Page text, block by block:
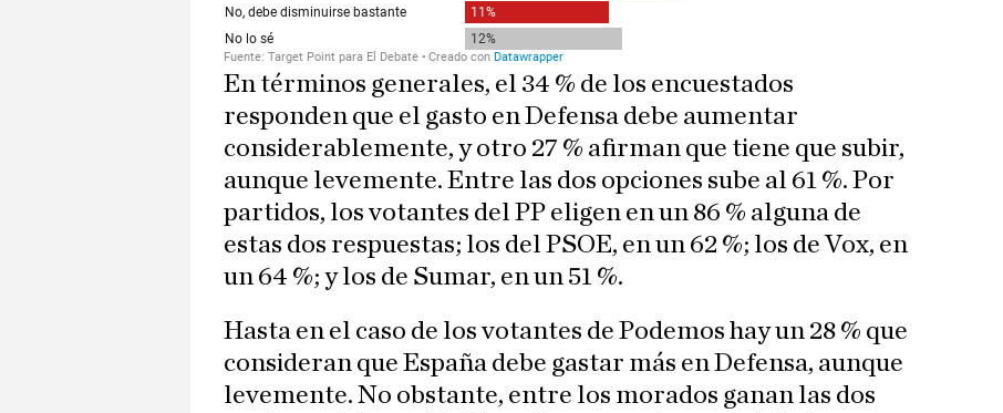
En términos generales, el 34 % de los encuestados
responden que el gasto en Defensa debe aumentar
considerablemente, y otro 27 % afirman que tiene que subir,
aunque levemente. Entre las dos opciones sube al 61 %. Por
partidos, los votantes del PP eligen en un 86 % alguna de
estas dos respuestas; los del PSOE, en un 62 %; los de Vox, en
un 64 %; y los de Sumar, en un 51 %.
Hasta en el caso de los votantes de Podemos hay un 28 % que
consideran que España debe gastar más en Defensa, aunque
levemente. No obstante, entre los morados ganan las dos